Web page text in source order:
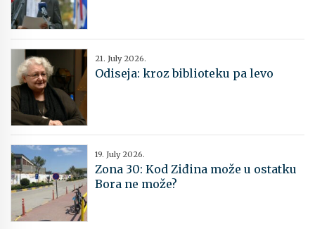
21. July 2026.
Odiseja: kroz biblioteku pa levo
19. July 2026.
Zona 30: Kod Ziđina može u ostatku
Bora ne može?